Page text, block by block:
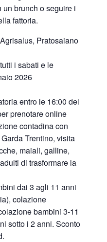
brunch o seguire i
fattoria.
Pratosaiano
i sabati e le
2026
entro le 16:00 del
prenotare online
contadina con
Trentino, visita
maiali, galline,
di trasformare la
dai 3 agli 11 anni
colazione
bambini 3-11
sotto i 2 anni. Sconto